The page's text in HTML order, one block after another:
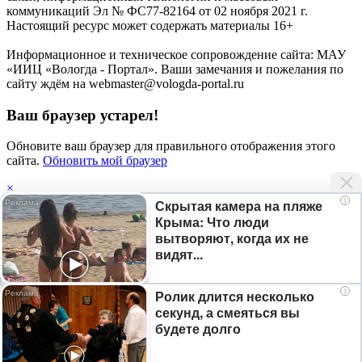
i
Скрытая камера на пляже
Крыма: Что люди
вытворяют, когда их не
видят...
i
Ролик длится несколько
секунд, а смеяться вы
будете долго
©2026
Сетевое издание "вологда.рф"
Учредитель: МАУ "ИИЦ "Вологда-Портал"
Главный редактор - Спиричев А.М.
Электронная почта: newsvologdarf@yandex.ru
Телефон: (8172) 21-20-38, 8-958-585-08-08
Политика конфиденциальности
Согласие на обработку персональных данных
коммуникаций Эл № ФС77-82164 от 02 ноября 2021 г.
Настоящий ресурс может содержать материалы 16+
Информационное и техническое сопровождение сайта: МАУ
«ИИЦ «Вологда - Портал». Ваши замечания и пожелания по
сайту ждём на webmaster@vologda-portal.ru
Ваш браузер устарел!
Обновите ваш браузер для правильного отображения этого
сайта. Обновить мой браузер
×
Мы используемфайлы cookie, а также сервисы веб-аналитики
Яндекс.Метрика для улучшения работы сайта, анализа
трафика и персонализации контента. Продолжая использовать
данный сайт, вы даете на это свое согласие. Если вы не хотите
использовать файлы cookie, отключите их в настройках
браузера.
Подробную информацию можно получить, нажав «Узнать
больше».